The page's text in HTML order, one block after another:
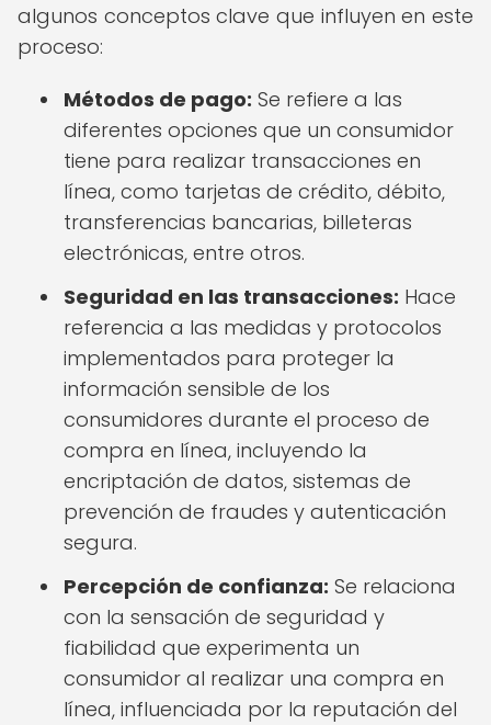
algunos conceptos clave que influyen en este
proceso:
Métodos de pago: Se refiere a las
diferentes opciones que un consumidor
tiene para realizar transacciones en
línea, como tarjetas de crédito, débito,
transferencias bancarias, billeteras
electrónicas, entre otros.
Seguridad en las transacciones: Hace
referencia a las medidas y protocolos
implementados para proteger la
información sensible de los
consumidores durante el proceso de
compra en línea, incluyendo la
encriptación de datos, sistemas de
prevención de fraudes y autenticación
segura.
Percepción de confianza: Se relaciona
con la sensación de seguridad y
fiabilidad que experimenta un
consumidor al realizar una compra en
línea, influenciada por la reputación del